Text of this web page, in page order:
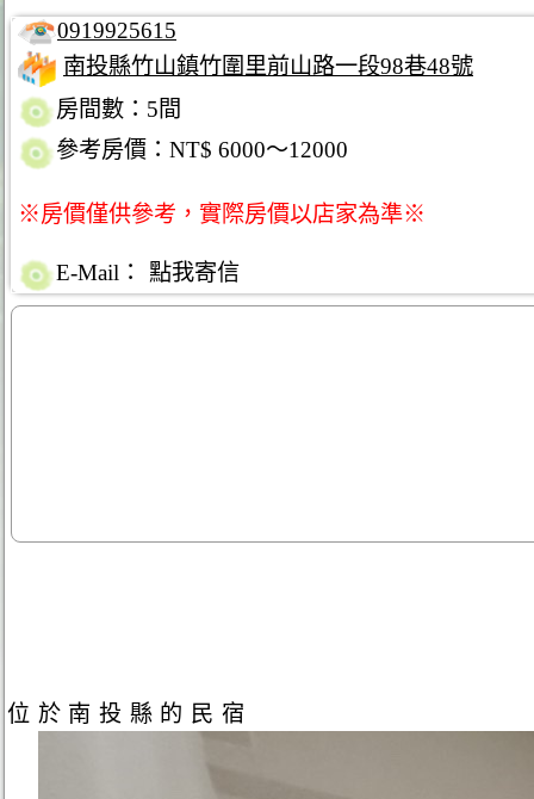
0919925615
南投縣竹山鎮竹圍里前山路一段98巷48號
房間數：5間
參考房價：NT$ 6000～12000
※房價僅供參考，實際房價以店家為準※
E-Mail： 點我寄信
位於南投縣的民宿